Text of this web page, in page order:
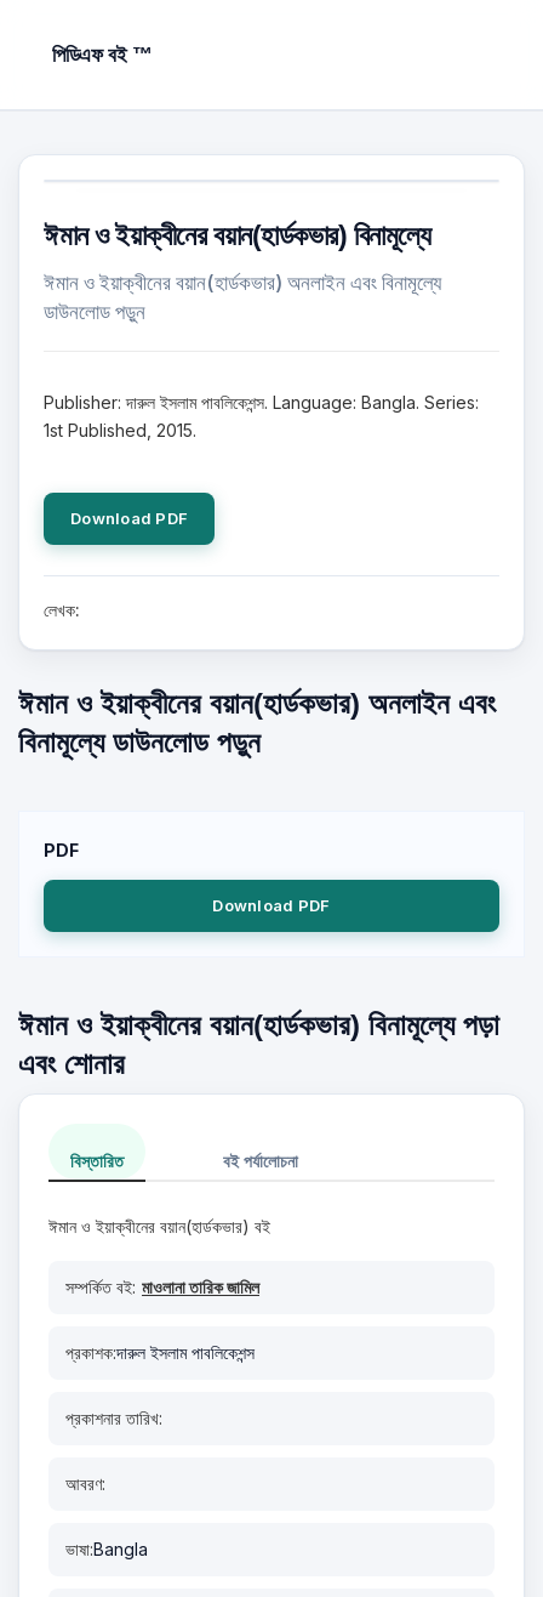
পিডিএফ বই ™
ঈমান ও ইয়াক্বীনের বয়ান(হার্ডকভার) বিনামূল্যে
ঈমান ও ইয়াক্বীনের বয়ান(হার্ডকভার) অনলাইন এবং বিনামূল্যে
ডাউনলোড পড়ুন
Publisher: দারুল ইসলাম পাবলিকেশন্স. Language: Bangla. Series:
1st Published, 2015.
Download PDF
লেখক:
ঈমান ও ইয়াক্বীনের বয়ান(হার্ডকভার) অনলাইন এবং
বিনামূল্যে ডাউনলোড পড়ুন
PDF
Download PDF
ঈমান ও ইয়াক্বীনের বয়ান(হার্ডকভার) বিনামূল্যে পড়া
এবং শোনার
বিস্তারিত বই পর্যালোচনা
ঈমান ও ইয়াক্বীনের বয়ান(হার্ডকভার) বই
সম্পর্কিত বই: মাওলানা তারিক জামিল
প্রকাশক:দারুল ইসলাম পাবলিকেশন্স
প্রকাশনার তারিখ:
আবরণ:
ভাষা:Bangla